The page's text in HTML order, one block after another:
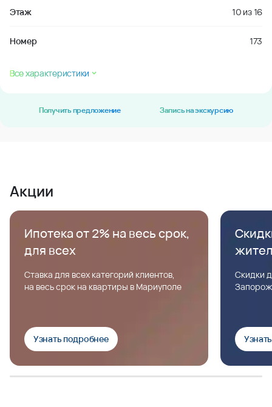
Этаж 10 из16
Номер 173
Все характеристики
Получить предложение Запись на экскурсию
Акции
Ипотека от 2% на весь срок,
для всех
Ставка для всех категорий клиентов,
на весь срок на квартиры в Мариуполе
Узнать подробнее
Скидки